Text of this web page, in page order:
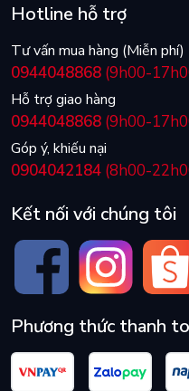
Hotline hỗ trợ
Tư vấn mua hàng (Miễn phí)
0944048868 (9h00-
Hỗ trợ giao hàng
0944048868 (9h00-
Góp ý, khiếu nại
0904042184 (8h00-
Kết nối với chúng tôi
Phương thức thanh